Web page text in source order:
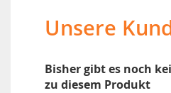
Unsere
Bisher gibt es noch
zu diesem Produkt